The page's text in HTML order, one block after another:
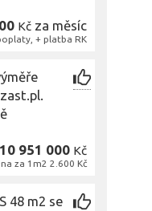
Kč za měsíc
+ platba RK
10 951 000 Kč
za 1m2 2.600 Kč
48 m2 se